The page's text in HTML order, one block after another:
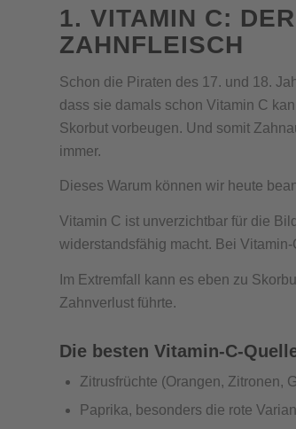
1. VITAMIN C:
ZAHNFLEISCH
Schon die Piraten des 17. und 18.
dass sie damals schon Vitamin C
Skorbut vorbeugen. Und somit
immer.
Dieses Warum können wir heute
Vitamin C ist unverzichtbar für die
widerstandsfähig macht. Bei
Im Extremfall kann es eben zu
Zahnverlust führte.
Die besten Vitamin-C-
Zitrusfrüchte (Orangen, Zitronen,
Paprika, besonders die rote